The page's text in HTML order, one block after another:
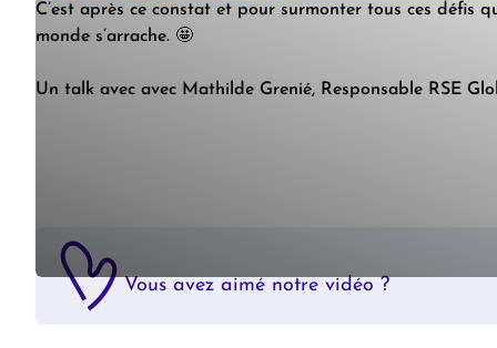
C’est après ce constat et pour surmonter tous ces défis
monde s’arrache. 🤩
Un talk avec avec Mathilde Grenié, Responsable RSE
Vous avez aimé notre vidéo ?